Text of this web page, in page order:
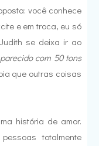
você conhece
e em troca, eu só
se deixa ir ao
com 50 tons
que outras coisas
história de amor.
totalmente